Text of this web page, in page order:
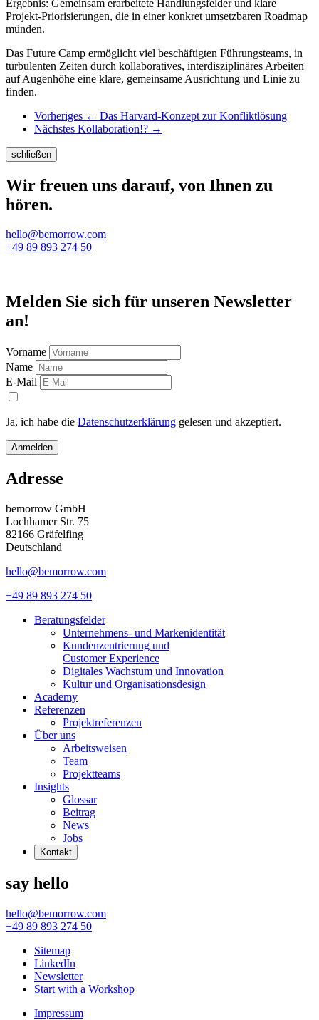
Ergebnis: Gemeinsam erarbeitete Handlungsfelder und klare
Projekt-Priorisierungen, die in einer konkret umsetzbaren Roadmap
münden.
Das Future Camp ermöglicht viel beschäftigten Führungsteams, in
turbulenten Zeiten durch kollaboratives, interdisziplinäres Arbeiten
auf Augenhöhe eine klare, gemeinsame Ausrichtung und Linie zu
finden.
Vorheriges ← Das Harvard-Konzept zur Konfliktlösung
Nächstes Kollaboration!? →
schließen
Wir freuen uns darauf, von Ihnen zu
hören.
hello@bemorrow.com
+49 89 893 274 50
Melden Sie sich für unseren Newsletter
an!
Vorname
Name
E-Mail
Ja, ich habe die Datenschutzerklärung gelesen und akzeptiert.
Anmelden
Adresse
bemorrow GmbH
Lochhamer Str. 75
82166 Gräfelfing
Deutschland
hello@bemorrow.com
+49 89 893 274 50
Beratungsfelder
Unternehmens- und Markenidentität
Kundenzentrierung und
Customer Experience
Digitales Wachstum und Innovation
Kultur und Organisationsdesign
Academy
Referenzen
Projektreferenzen
Über uns
Arbeitsweisen
Team
Projektteams
Insights
Glossar
Beitrag
News
Jobs
Kontakt
say hello
hello@bemorrow.com
+49 89 893 274 50
Sitemap
LinkedIn
Newsletter
Start with a Workshop
Impressum